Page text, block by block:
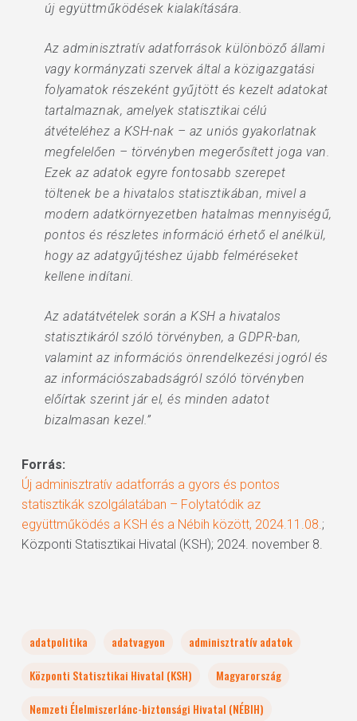
új együttműködések kialakítására.
Az adminisztratív adatforrások különböző állami
vagy kormányzati szervek által a közigazgatási
folyamatok részeként gyűjtött és kezelt adatokat
tartalmaznak, amelyek statisztikai célú
átvételéhez a KSH-nak – az uniós gyakorlatnak
megfelelően – törvényben megerősített joga van.
Ezek az adatok egyre fontosabb szerepet
töltenek be a hivatalos statisztikában, mivel a
modern adatkörnyezetben hatalmas mennyiségű,
pontos és részletes információ érhető el anélkül,
hogy az adatgyűjtéshez újabb felméréseket
kellene indítani.
Az adatátvételek során a KSH a hivatalos
statisztikáról szóló törvényben, a GDPR-ban,
valamint az információs önrendelkezési jogról és
az információszabadságról szóló törvényben
előírtak szerint jár el, és minden adatot
bizalmasan kezel.”
Forrás:
Új adminisztratív adatforrás a gyors és pontos
statisztikák szolgálatában – Folytatódik az
együttműködés a KSH és a Nébih között, 2024.11.08.;
Központi Statisztikai Hivatal (KSH); 2024. november 8.
adatpolitika adatvagyon
adminisztratív adatok
Központi Statisztikai Hivatal (KSH)
Magyarország
Nemzeti Élelmiszerlánc-biztonsági Hivatal (NÉBIH)